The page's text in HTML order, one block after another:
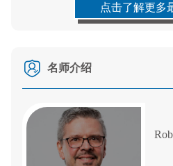
点击了解更多
名师介绍